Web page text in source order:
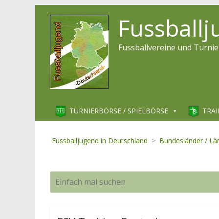
Fussballvereine und
TURNIERBÖRSE / SPIELBÖRSE
Fussballjugend in Deutschland > Bundesländer /